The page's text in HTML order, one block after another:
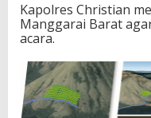
Kapolres Christian
Manggarai Barat
acara.